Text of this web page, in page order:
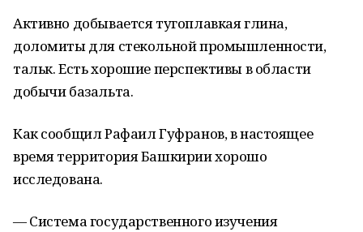
Активно добывается тугоплавкая глина,
доломиты для стекольной промышленности,
тальк. Есть хорошие перспективы в области
добычи базальта.
Как сообщил Рафаил Гуфранов, в настоящее
время территория Башкирии хорошо
исследована.
— Система государственного изучения